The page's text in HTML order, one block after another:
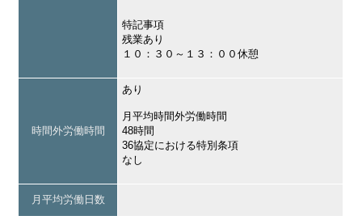
特記事項
残業あり
１０：３０～１３：００休憩
時間外労働時間
あり
月平均時間外労働時間
48時間
36協定における特別条項
なし
月平均労働日数